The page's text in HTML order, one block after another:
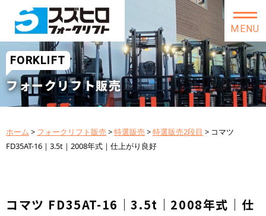
MENU
FORKLIFT
フォークリフト販売
ホーム > フォークリフト販売 >特選販売 >特選販売2段目 > コマツ
FD35AT-16｜3.5t｜2008年式｜仕上がり良好
コマツ FD35AT-16｜3.5t｜2008年式｜仕